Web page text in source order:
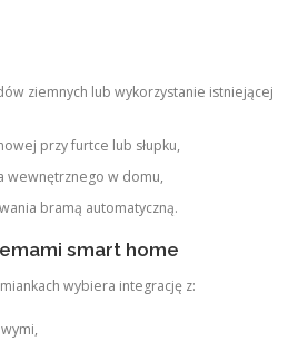
ziemnych lub wykorzystanie istniejącej
przy furtce lub słupku,
wewnętrznego w domu,
bramą automatyczną.
smart home
wybiera integrację z: